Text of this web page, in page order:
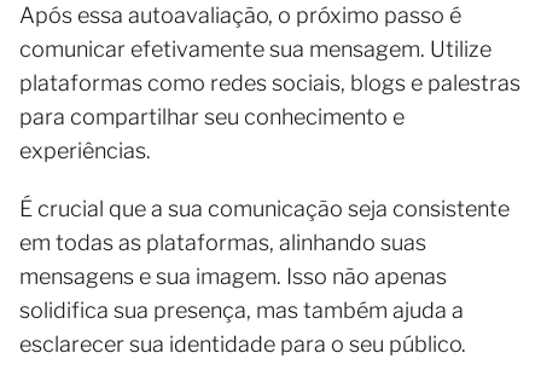
Após essa autoavaliação, o próximo passo é
comunicar efetivamente sua mensagem. Utilize
plataformas como redes sociais, blogs e palestras
para compartilhar seu conhecimento e
experiências.
É crucial que a sua comunicação seja consistente
em todas as plataformas, alinhando suas
mensagens e sua imagem. Isso não apenas
solidifica sua presença, mas também ajuda a
esclarecer sua identidade para o seu público.